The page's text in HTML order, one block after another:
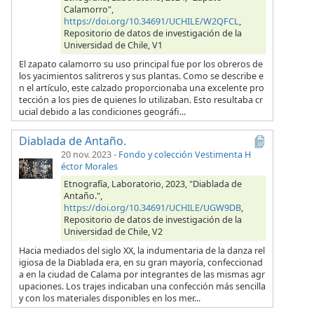
Calamorro",
https://doi.org/10.34691/UCHILE/W2QFCL,
Repositorio de datos de investigación de la
Universidad de Chile, V1
El zapato calamorro su uso principal fue por los obreros de
los yacimientos salitreros y sus plantas. Como se describe e
n el artículo, este calzado proporcionaba una excelente pro
tección a los pies de quienes lo utilizaban. Esto resultaba cr
ucial debido a las condiciones geográfi...
Diablada de Antaño.
20 nov. 2023- Fondo y colección Vestimenta H
éctor Morales
Etnografía, Laboratorio, 2023, "Diablada de
Antaño.",
https://doi.org/10.34691/UCHILE/UGW9DB,
Repositorio de datos de investigación de la
Universidad de Chile, V2
Hacia mediados del siglo XX, la indumentaria de la danza rel
igiosa de la Diablada era, en su gran mayoría, confeccionad
a en la ciudad de Calama por integrantes de las mismas agr
upaciones. Los trajes indicaban una confección más sencilla
y con los materiales disponibles en los mer...